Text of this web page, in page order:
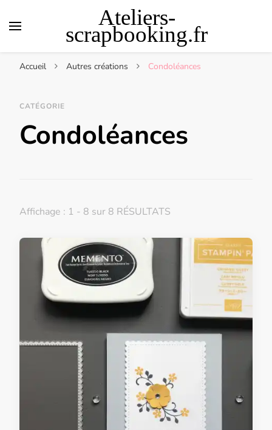
Ateliers-
scrapbooking.fr
Accueil Autres créations Condoléances
CATÉGORIE
Condoléances
Affichage : 1 - 8 sur 8 RÉSULTATS